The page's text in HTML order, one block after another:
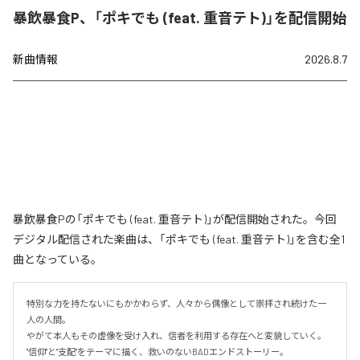
暴飲暴食P、「ポキでも (feat. 重音テト)」を配信開始
新曲情報 2026.8.7
暴飲暴食Pの「ポキでも (feat. 重音テト)」が配信開始された。今回
デジタル配信された楽曲は、「ポキでも (feat. 重音テト)」を含む全1
曲となっている。
特別な力を持たないにもかかわらず、人々から偶像として崇拝され続けた一
人の人間。
やがて本人もその虚像を受け入れ、信者を利用する存在へと変貌していく。
"信仰"と"支配"をテーマに描く、救いのないBADエンドストーリー。